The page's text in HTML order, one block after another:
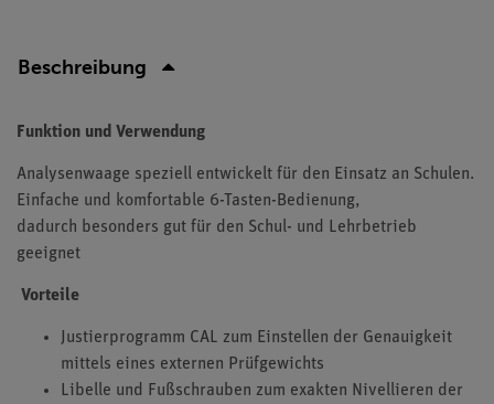
Beschreibung
Funktion und Verwendung
Analysenwaage speziell entwickelt für den Einsatz an Schulen.
Einfache und komfortable 6-Tasten-Bedienung,
dadurch besonders gut für den Schul- und Lehrbetrieb
geeignet
Vorteile
Justierprogramm CAL zum Einstellen der Genauigkeit
mittels eines externen Prüfgewichts
Libelle und Fußschrauben zum exakten Nivellieren der